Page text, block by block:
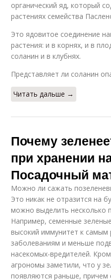
органический яд, который
растениях семейства
Это ядовитое соединение
растения: и в корнях, и в
соланин и в клубнях.
Представляет ли соланин
Читать дальше →
Почему
при хранении
Посадочный
Можно ли сажать
Это никак не отразится на
можно выделить несколько
Например, семенные
высокий иммунитет к самым
заболеваниям и меньше
насекомых-вредителей.
агрономы заметили, что у
появляются раньше, причем